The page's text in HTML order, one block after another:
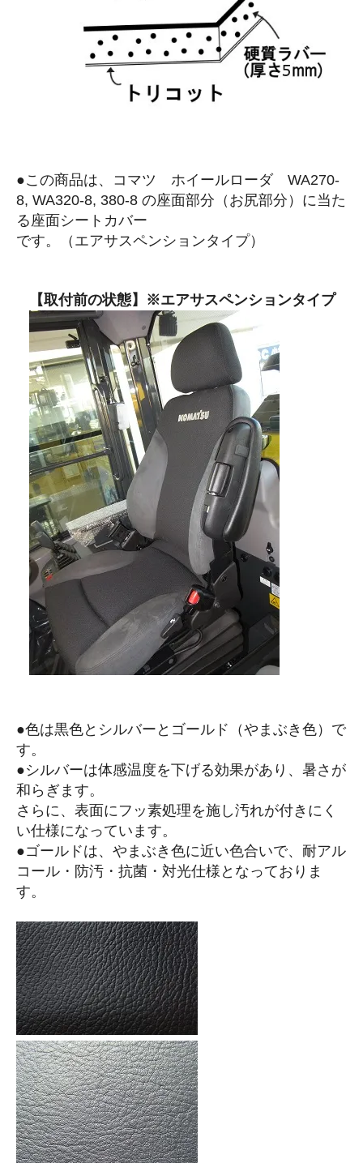
●この商品は、コマツ ホイールローダ WA270-
8, WA320-8, 380-8 の座面部分（お尻部分）に当た
る座面シートカバー
です。（エアサスペンションタイプ）
【取付前の状態】※エアサスペンションタイプ
●色は黒色とシルバーとゴールド（やまぶき色）で
す。
●シルバーは体感温度を下げる効果があり、暑さが
和らぎます。
さらに、表面にフッ素処理を施し汚れが付きにく
い仕様になっています。
●ゴールドは、やまぶき色に近い色合いで、耐アル
コール・防汚・抗菌・対光仕様となっておりま
す。